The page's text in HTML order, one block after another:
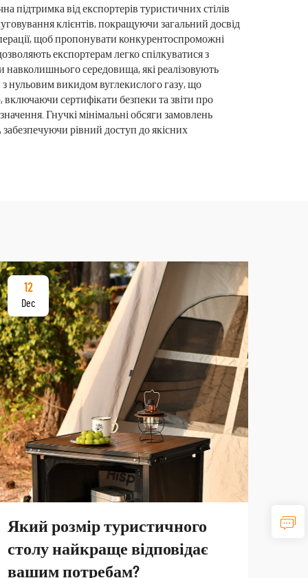
підтримка від експортерів туристичних стілів
клієнтів, покращуючи загальний досвід
щоб пропонувати конкурентоспроможні
експортерам легко спілкуватися з
середовища, які реалізовують
з нульовим викидом вуглекислого газу, що
сертифікати безпеки та звіти про
Гнучкі мінімальні обсяги замовлень
рівний доступ до якісних
12
Dec
Який розмір туристичного
столу найкраще відповідає
вашим потребам?
Як